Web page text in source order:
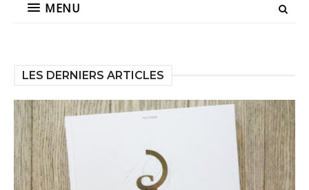
MENU
LES DERNIERS ARTICLES